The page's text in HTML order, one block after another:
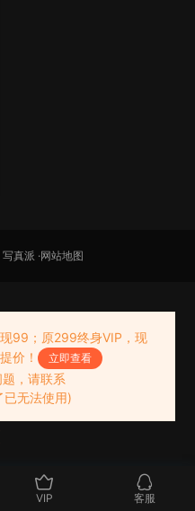
写真派 ·网站地图
VIP 客服
99；原299终身VIP，现
价！
立即查看
，请联系
无法使用)